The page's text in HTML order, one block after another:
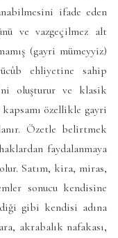
ifade eden
ve vazgeçilmez alt
(gayri mümeyyiz)
ehliyetine sahip
oluşturur ve klasik
özellikle gayri
Özetle belirtmek
faydalanmaya
Satım, kira, miras,
sonucu kendisine
gibi kendisi adına
akrabalık nafakası,